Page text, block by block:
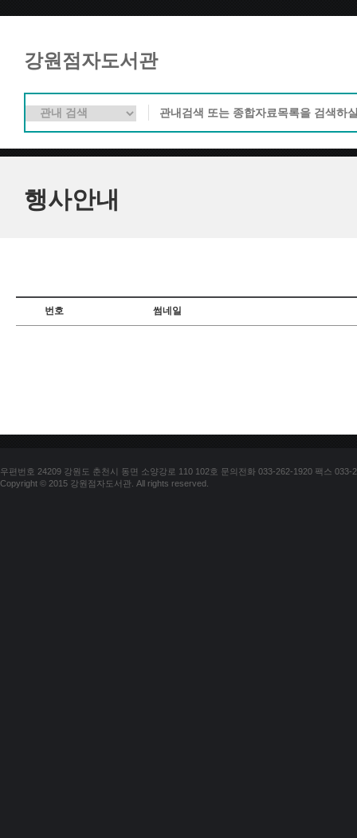
강원점자도서관
행사안내
번호 썸네일
우편번호 24209 강원도 춘천시 동면 소양강로 110 102호 문의전화 033-262-1920 팩스 033-
Copyright © 2015 강원점자도서관. All rights reserved.